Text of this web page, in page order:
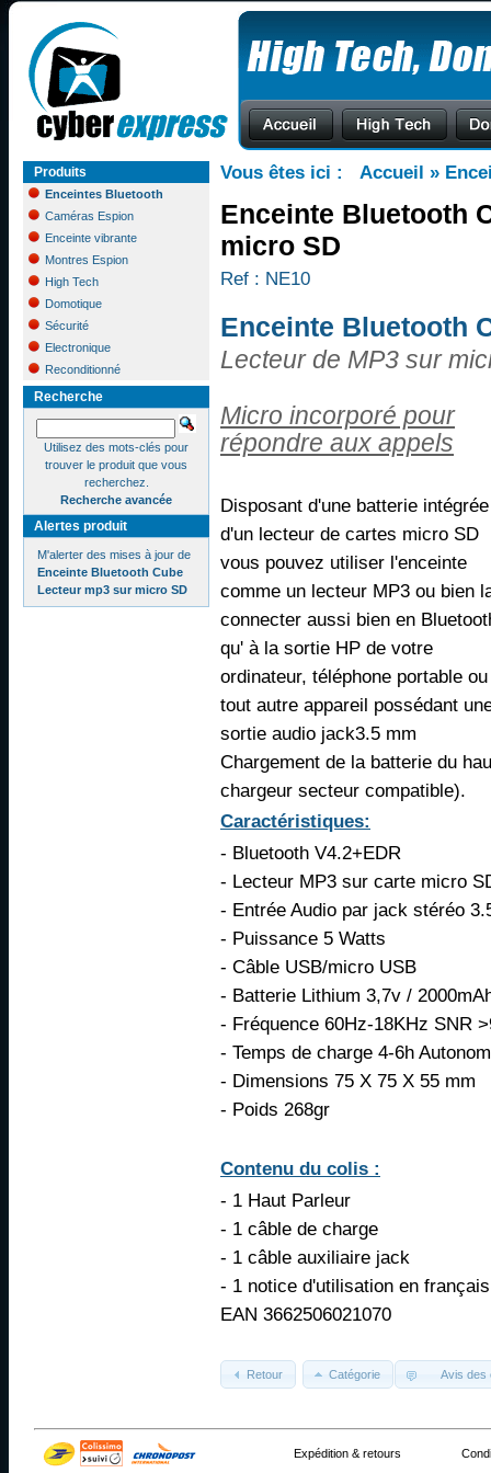
Vous êtes ici : Accueil »
Enceinte Bluetooth
micro SD
Ref : NE10
Enceinte Bluetooth
Lecteur de MP3 sur
Micro incorporé pour
répondre aux appels
Disposant d'une batterie
d'un lecteur de cartes micro SD
vous pouvez utiliser l'enceinte
comme un lecteur MP3 ou bien
connecter aussi bien en
qu' à la sortie HP de votre
ordinateur, téléphone portable ou
tout autre appareil possédant
sortie audio jack3.5 mm
Chargement de la batterie du
chargeur secteur compatible).
Caractéristiques:
- Bluetooth V4.2+EDR
- Lecteur MP3 sur carte micro
- Entrée Audio par jack stéréo
- Puissance 5 Watts
- Câble USB/micro USB
- Batterie Lithium 3,7v /
- Fréquence 60Hz-18KHz SNR
- Temps de charge 4-6h
- Dimensions 75 X 75 X 55 mm
- Poids 268gr
Contenu du colis :
- 1 Haut Parleur
- 1 câble de charge
- 1 câble auxiliaire jack
- 1 notice d'utilisation en français
EAN 3662506021070
Retour Catégorie Avis des
Produits
Enceintes Bluetooth
Caméras Espion
Enceinte vibrante
Montres Espion
High Tech
Domotique
Sécurité
Electronique
Reconditionné
Recherche
Utilisez des mots-clés pour
trouver le produit que vous
recherchez.
Recherche avancée
Alertes produit
M'alerter des mises à jour de
Enceinte Bluetooth Cube
Lecteur mp3 sur micro SD
Expédition & retours